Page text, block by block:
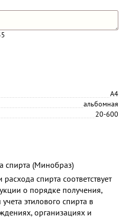
А4
альбомная
20-600
спирта (Минобраз)
спирта соответствует
о порядке получения,
этилового спирта в
организациях и